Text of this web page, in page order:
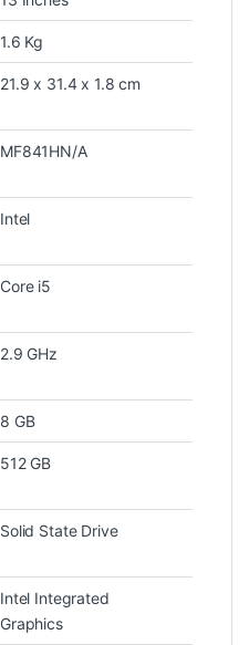
1.6 Kg
21.9 x 31.4 x 1.8 cm
MF841HN/A
Intel
Core i5
2.9 GHz
8 GB
512 GB
Solid State Drive
Intel Integrated
Graphics